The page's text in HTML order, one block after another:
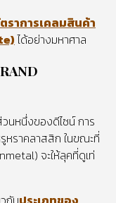
ราการเคลมสินค้า
ได้อย่างมหาศาล
นหนึ่งของดีไซน์ การ
หราคลาสสิก ในขณะที่
จะให้ลุคที่ดูเท่